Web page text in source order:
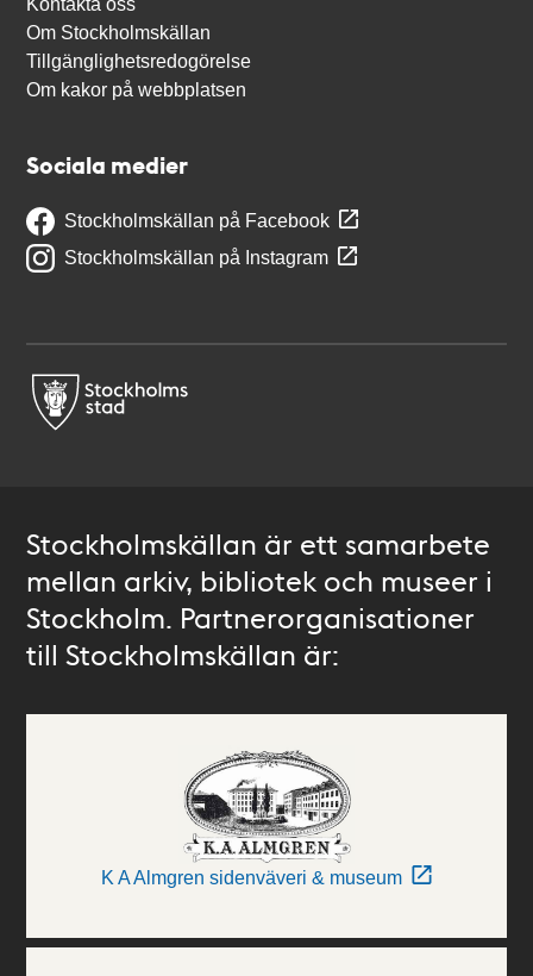
Kontakta oss
Om Stockholmskällan
Tillgänglighetsredogörelse
Om kakor på webbplatsen
Sociala medier
Stockholmskällan på Facebook
Stockholmskällan på Instagram
Stockholmskällan är ett samarbete
mellan arkiv, bibliotek och museer i
Stockholm. Partnerorganisationer
till Stockholmskällan är:
K A Almgren sidenväveri & museum